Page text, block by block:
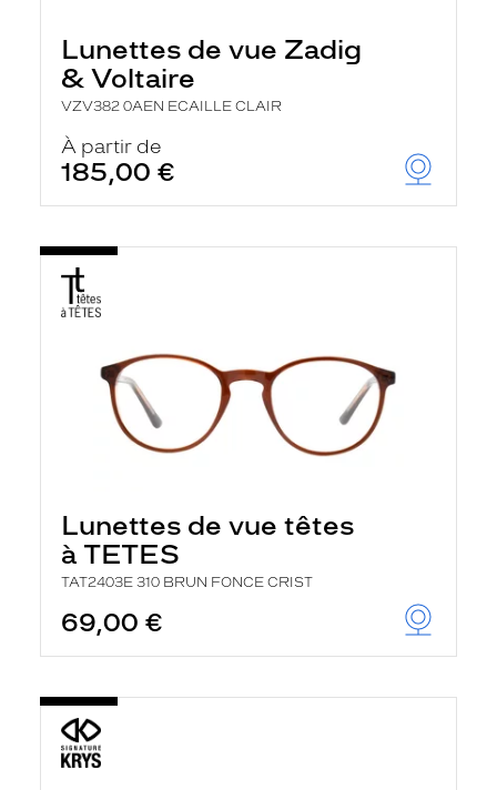
Lunettes de vue Zadig
& Voltaire
VZV382 0AEN ECAILLE CLAIR
À partir de
185,00 €
Lunettes de vue têtes
à TETES
TAT2403E 310 BRUN FONCE CRIST
69,00 €